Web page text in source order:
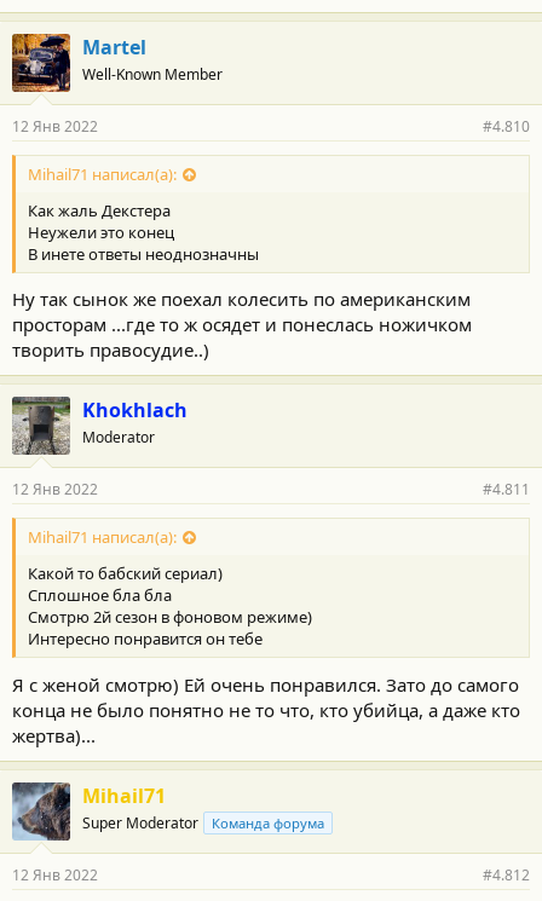
Martel
Well-Known Member
12 Янв 2022 #4.810
Mihail71 написал(а):
Как жаль Декстера
Неужели это конец
В инете ответы неоднозначны
Ну так сынок же поехал колесить по американским
просторам ...где то ж осядет и понеслась ножичком
творить правосудие..)
Khokhlach
Moderator
12 Янв 2022 #4.811
Mihail71 написал(а):
Какой то бабский сериал)
Сплошное бла бла
Смотрю 2й сезон в фоновом режиме)
Интересно понравится он тебе
Я с женой смотрю) Ей очень понравился. Зато до самого
конца не было понятно не то что, кто убийца, а даже кто
жертва)...
Mihail71
Super Moderator Команда форума
12 Янв 2022 #4.812